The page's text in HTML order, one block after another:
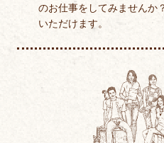
のお仕事をしてみませんか
いただけます。